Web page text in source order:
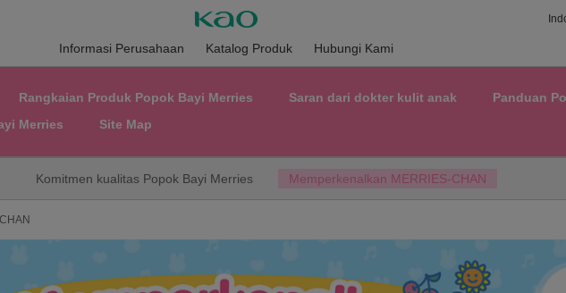
Informasi Perusahaan Katalog Produk Hubungi Kami
Rangkaian Produk Popok Bayi Merries Saran dari dokter kulit anak
Panduan
Merries
Site Map
Komitmen kualitas Popok Bayi Merries Memperkenalkan MERRIES-CHAN